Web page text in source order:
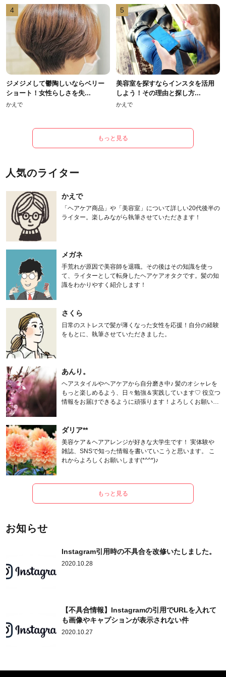
4
ジメジメして鬱陶しいならベリー
ショート！女性らしさを失...
かえで
5
美容室を探すならインスタを活用
しよう！その理由と探し方...
かえで
もっと見る
人気のライター
かえで
「ヘアケア商品」や「美容室」について詳しい20代後半の
ライター。楽しみながら執筆させていただきます！
メガネ
手荒れが原因で美容師を退職。その後はその知識を使っ
て、ライターとして転身したヘアケアオタクです。髪の知
識をわかりやすく紹介します！
さくら
日常のストレスで髪が薄くなった女性を応援！自分の経験
をもとに、執筆させていただきました。
あんり。
ヘアスタイルやヘアケアから自分磨き中♪ 髪のオシャレを
もっと楽しめるよう、日々勉強＆実践しています♡ 役立つ
情報をお届けできるように頑張ります！よろしくお願いし
ダリア**
美容ケア＆ヘアアレンジが好きな大学生です！ 実体験や
雑誌、SNSで知った情報を書いていこうと思います。 こ
れからよろしくお願いします(*^^*)♪
もっと見る
お知らせ
Instagram引用時の不具合を改修いたしました。
2020.10.28
【不具合情報】Instagramの引用でURLを入れて
も画像やキャプションが表示されない件
2020.10.27